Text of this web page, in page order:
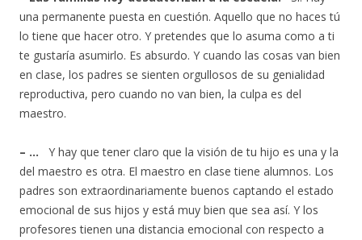
una permanente puesta en cuestión. Aquello que no haces tú
lo tiene que hacer otro. Y pretendes que lo asuma como a ti
te gustaría asumirlo. Es absurdo. Y cuando las cosas van bien
en clase, los padres se sienten orgullosos de su genialidad
reproductiva, pero cuando no van bien, la culpa es del
maestro.
– … Y hay que tener claro que la visión de tu hijo es una y la
del maestro es otra. El maestro en clase tiene alumnos. Los
padres son extraordinariamente buenos captando el estado
emocional de sus hijos y está muy bien que sea así. Y los
profesores tienen una distancia emocional con respecto a